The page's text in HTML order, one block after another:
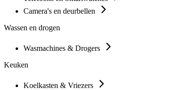
Camera's en deurbellen
Wassen en drogen
Wasmachines & Drogers
Keuken
Koelkasten & Vriezers